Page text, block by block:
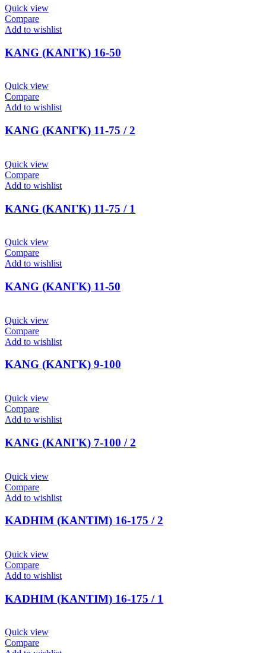
Quick view
Compare
Add to wishlist
KANG (ΚΑΝΓΚ) 16-50
Quick view
Compare
Add to wishlist
KANG (ΚΑΝΓΚ) 11-75 / 2
Quick view
Compare
Add to wishlist
KANG (ΚΑΝΓΚ) 11-75 / 1
Quick view
Compare
Add to wishlist
KANG (ΚΑΝΓΚ) 11-50
Quick view
Compare
Add to wishlist
KANG (ΚΑΝΓΚ) 9-100
Quick view
Compare
Add to wishlist
KANG (ΚΑΝΓΚ) 7-100 / 2
Quick view
Compare
Add to wishlist
KADHIM (ΚΑΝΤΙΜ) 16-175 / 2
Quick view
Compare
Add to wishlist
KADHIM (ΚΑΝΤΙΜ) 16-175 / 1
Quick view
Compare